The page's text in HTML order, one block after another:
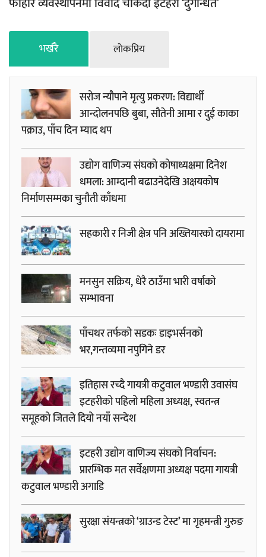
भर्खरै लाेकप्रिय
सरोज न्यौपाने मृत्यु प्रकरण: विद्यार्थी
आन्दोलनपछि बुबा, सौतेनी आमा र दुई काका
पक्राउ, पाँच दिन म्याद थप
उद्योग वाणिज्य संघको कोषाध्यक्षमा दिनेश
धमला: आम्दानी बढाउनेदेखि अक्षयकोष
निर्माणसम्मका चुनौती काँधमा
सहकारी र निजी क्षेत्र पनि अख्तियारको दायरामा
मनसुन सक्रिय, धेरै ठाउँमा भारी वर्षाको
सम्भावना
पाँचथर तर्फको सडकः डाइभर्सनको
भर,गन्तव्यमा नपुगिने डर
इतिहास रच्दै गायत्री कटुवाल भण्डारी उवासंघ
इटहरीको पहिलो महिला अध्यक्ष, स्वतन्त्र
समूहको जितले दियो नयाँ सन्देश
इटहरी उद्योग वाणिज्य संघको निर्वाचन:
प्रारम्भिक मत सर्वेक्षणमा अध्यक्ष पदमा गायत्री
कटुवाल भण्डारी अगाडि
सुरक्षा संयन्त्रको ‘ग्राउन्ड टेस्ट’ मा गृहमन्त्री गुरुङ